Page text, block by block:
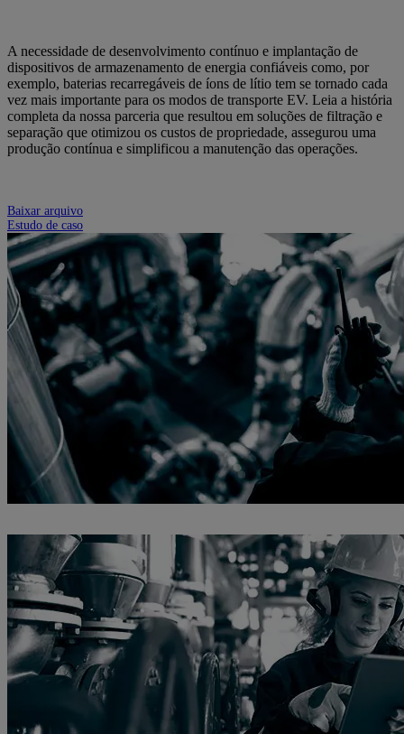
A necessidade de desenvolvimento contínuo e implantação de
dispositivos de armazenamento de energia confiáveis como, por
exemplo, baterias recarregáveis de íons de lítio tem se tornado cada
vez mais importante para os modos de transporte EV. Leia a história
completa da nossa parceria que resultou em soluções de filtração e
separação que otimizou os custos de propriedade, assegurou uma
produção contínua e simplificou a manutenção das operações.
Baixar arquivo
Estudo de caso